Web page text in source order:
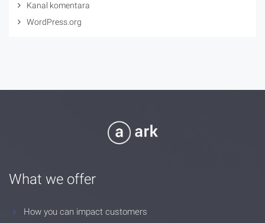
Kanal komentara
WordPress.org
What we offer
How you can impact customers